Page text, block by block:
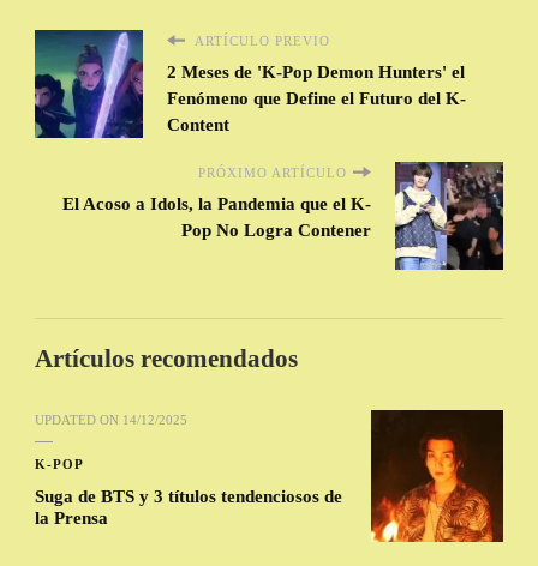
ARTÍCULO PREVIO
2 Meses de 'K-Pop Demon Hunters' el
Fenómeno que Define el Futuro del K-
Content
PRÓXIMO ARTÍCULO
El Acoso a Idols, la Pandemia que el K-
Pop No Logra Contener
Artículos recomendados
UPDATED ON 14/12/2025
K-POP
Suga de BTS y 3 títulos tendenciosos de
la Prensa